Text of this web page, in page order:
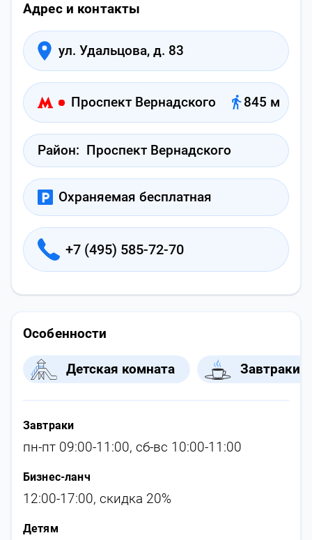
Адрес и контакты
ул. Удальцова, д. 83
Проспект Вернадского 845 м
Район: Проспект Вернадского
Охраняемая бесплатная
+7 (495) 585-72-70
Особенности
Детская комната Завтраки
Завтраки
пн-пт 09:00-11:00, сб-вс 10:00-11:00
Бизнес-ланч
12:00-17:00, скидка 20%
Детям